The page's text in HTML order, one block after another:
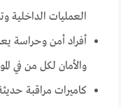
العمليات
أفراد أمن وحراسة
والأمان لكل من في
كاميرات مراقبة